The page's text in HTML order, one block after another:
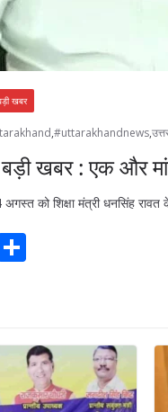
खबर
,#uttarakhandnews,
बड़ी खबर : एक और
अगस्त को शिक्षा मंत्री धनसिंह